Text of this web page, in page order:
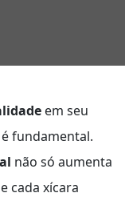
em seu
fundamental.
não só aumenta
cada xícara